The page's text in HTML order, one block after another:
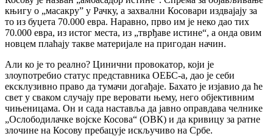
књигу о „масакру” у Рачку, а захвални Косовари издвајају за
то из буџета 70.000 евра. Наравно, прво им је неко дао тих
70.000 евра, из истог места, из „тврђаве истине“, а онда овим
новцем плаћају такве материјале на пригодан начин.
Али ко је то реално? Цинични провокатор, који је
злоупотребио статус представника ОЕБС-а, дао је себи
ексклузивно право да тумачи догађаје. Бахато је изјавио да ће
свет у сваком случају пре веровати њему, него објективним
чињеницама. Он и сада наставља да јавно оправдава челнике
„Ослободилачке војске Косова“ (ОВК) и да кривицу за ратне
злочине на Косову пребацује искључиво на Србе.